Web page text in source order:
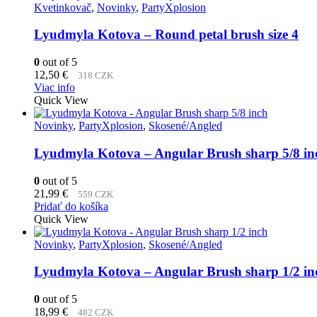
Kvetinkovač, Novinky, PartyXplosion
Lyudmyla Kotova – Round petal brush size 4
0 out of 5
12,50 € 318 CZK
Viac info
Quick View
Novinky, PartyXplosion, Skosené/Angled
Lyudmyla Kotova – Angular Brush sharp 5/8
0 out of 5
21,99 € 559 CZK
Pridať do košíka
Quick View
Novinky, PartyXplosion, Skosené/Angled
Lyudmyla Kotova – Angular Brush sharp 1/2
0 out of 5
18,99 € 482 CZK